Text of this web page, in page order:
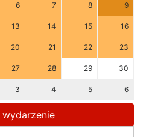
6 7 8 9
13 14 15 16
20 21 22 23
27 28 29 30
3 4 5 6